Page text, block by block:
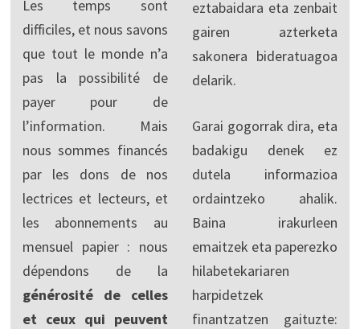
Les temps sont
difficiles, et nous savons
que tout le monde n’a
pas la possibilité de
payer pour de
l’information. Mais
nous sommes financés
par les dons de nos
lectrices et lecteurs, et
les abonnements au
mensuel papier : nous
dépendons de la
générosité de celles
et ceux qui peuvent
eztabaidara eta zenbait
gairen azterketa
sakonera bideratuagoa
delarik.
Garai gogorrak dira, eta
badakigu denek ez
dutela informazioa
ordaintzeko ahalik.
Baina irakurleen
emaitzek eta paperezko
hilabetekariaren
harpidetzek
finantzatzen gaituzte: